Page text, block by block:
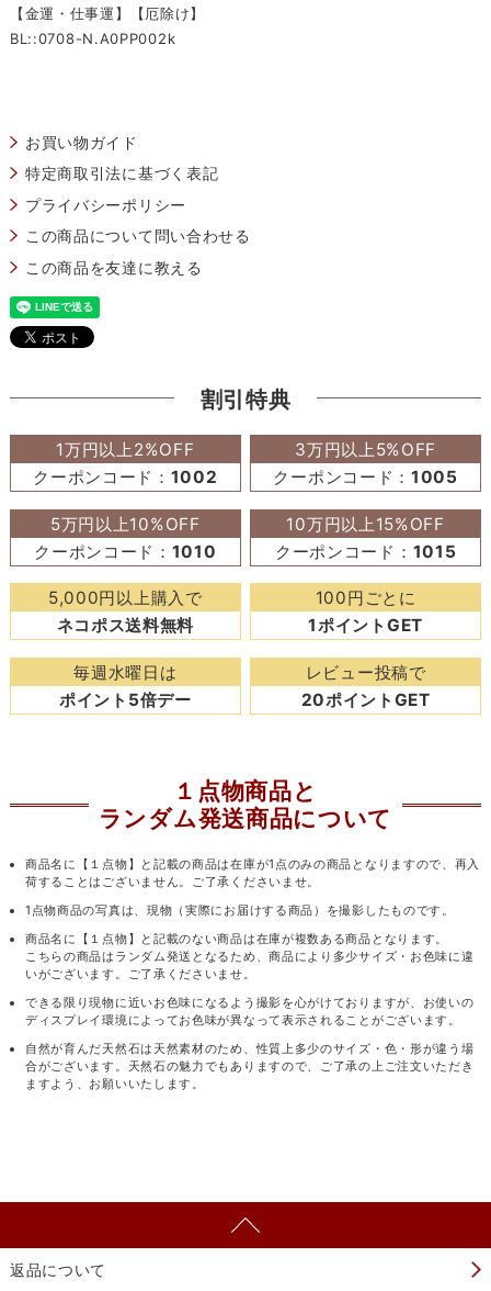
【金運・仕事運】【厄除け】
BL::0708-N.A0PP002k
お買い物ガイド
特定商取引法に基づく表記
プライバシーポリシー
この商品について問い合わせる
この商品を友達に教える
割引特典
1万円以上2%OFF
クーポンコード： 1002
3万円以上5%OFF
クーポンコード：1005
5万円以上10%OFF
クーポンコード： 1010
10万円以上15%OFF
クーポンコード： 1015
5,000円以上購入で
ネコポス送料無料
100円ごとに
1ポイントGET
毎週水曜日は
ポイント5倍デー
レビュー投稿で
20ポイントGET
１点物商品と
ランダム発送商品について
商品名に【１点物】と記載の商品は在庫が1点のみの商品となりますので、再入
荷することはございません。ご了承くださいませ。
1点物商品の写真は、現物（実際にお届けする商品）を撮影したものです。
商品名に【１点物】と記載のない商品は在庫が複数ある商品となります。
こちらの商品はランダム発送となるため、商品により多少サイズ・お色味に違
いがございます。ご了承くださいませ。
できる限り現物に近いお色味になるよう撮影を心がけておりますが、お使いの
ディスプレイ環境によってお色味が異なって表示されることがございます。
自然が育んだ天然石は天然素材のため、性質上多少のサイズ・色・形が違う場
合がございます。天然石の魅力でもありますので、ご了承の上ご注文いただき
ますよう、お願いいたします。
返品について